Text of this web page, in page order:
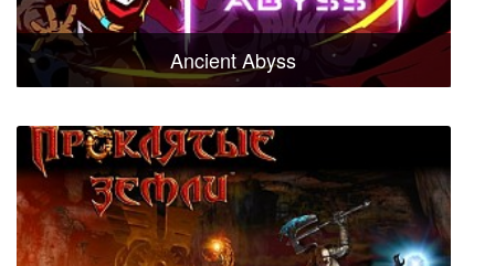
Ancient Abyss